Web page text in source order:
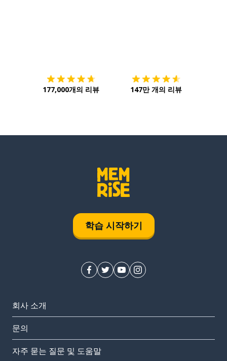
177,000개의 리뷰 147만 개의 리뷰
학습 시작하기
회사 소개
문의
자주 묻는 질문 및 도움말